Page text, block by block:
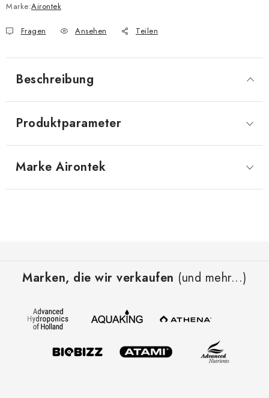
Marke:Airontek
Fragen Ansehen Teilen
Beschreibung
Produktparameter
Marke Airontek
Marken, die wir verkaufen (und mehr...)